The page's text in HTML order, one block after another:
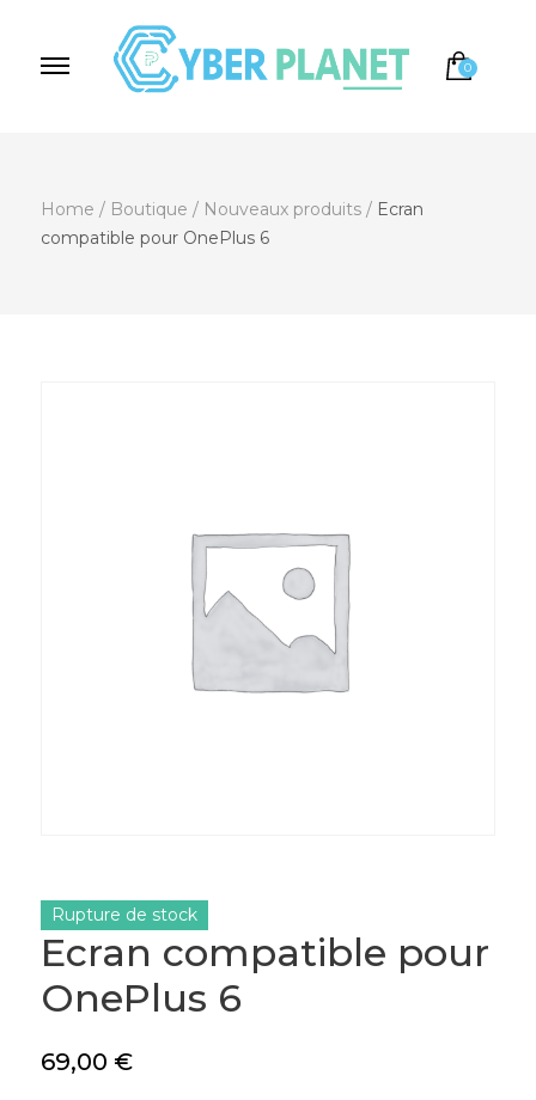
0
Home / Boutique / Nouveaux produits / Ecran
compatible pour OnePlus 6
Ecran compatible pour
OnePlus 6
69,00 €
Rupture de stock